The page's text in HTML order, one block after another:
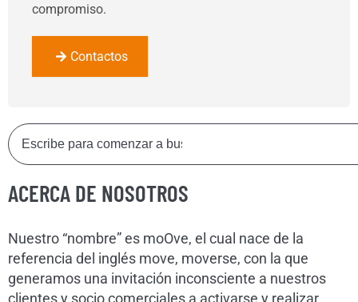
compromiso.
Contactos
ACERCA DE NOSOTROS
Nuestro “nombre” es moOve, el cual nace de la
referencia del inglés move, moverse, con la que
generamos una invitación inconsciente a nuestros
clientes y socio comerciales a activarse y realizar